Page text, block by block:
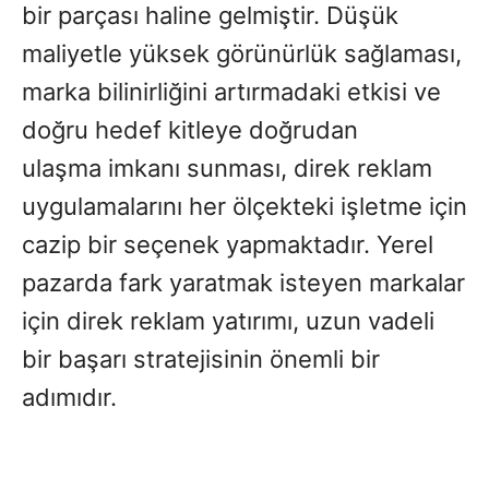
bir parçası haline gelmiştir. Düşük
maliyetle yüksek görünürlük sağlaması,
marka bilinirliğini artırmadaki etkisi ve
doğru hedef kitleye doğrudan
ulaşma imkanı sunması, direk reklam
uygulamalarını her ölçekteki işletme için
cazip bir seçenek yapmaktadır. Yerel
pazarda fark yaratmak isteyen markalar
için direk reklam yatırımı, uzun vadeli
bir başarı stratejisinin önemli bir
adımıdır.